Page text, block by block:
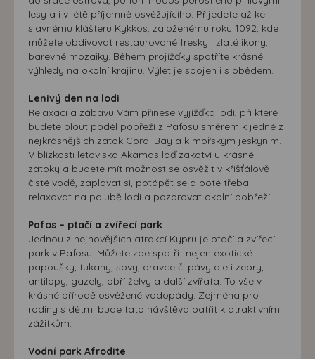
lesy a i v létě příjemně osvěžujícího. Přijedete až ke
slavnému klášteru Kykkos, založenému roku 1092, kde
můžete obdivovat restaurované fresky i zlaté ikony,
barevné mozaiky. Během projížďky spatříte krásné
výhledy na okolní krajinu. Výlet je spojen i s obědem.
Lenivý den na lodi
Relaxaci a zábavu Vám přinese vyjížďka lodí, při které
budete plout podél pobřeží z Pafosu směrem k jedné z
nejkrásnějších zátok Coral Bay a k mořským jeskyním.
V blízkosti letoviska Akamas loď zakotví u krásné
zátoky a budete mít možnost se osvěžit v křišťálově
čisté vodě, zaplavat si, potápět se a poté třeba
relaxovat na palubě lodi a pozorovat okolní pobřeží.
Pafos – ptačí a zvířecí park
Jednou z nejnovějších atrakcí Kypru je ptačí a zvířecí
park v Pafosu. Můžete zde spatřit nejen exotické
papoušky, tukany, sovy, dravce či pávy ale i zebry,
antilopy, gazely, obří želvy a další zvířata. To vše v
krásné přírodě osvěžené vodopády. Zejména pro
rodiny s dětmi bude tato návštěva patřit k atraktivním
zážitkům.
Vodní park Afrodite